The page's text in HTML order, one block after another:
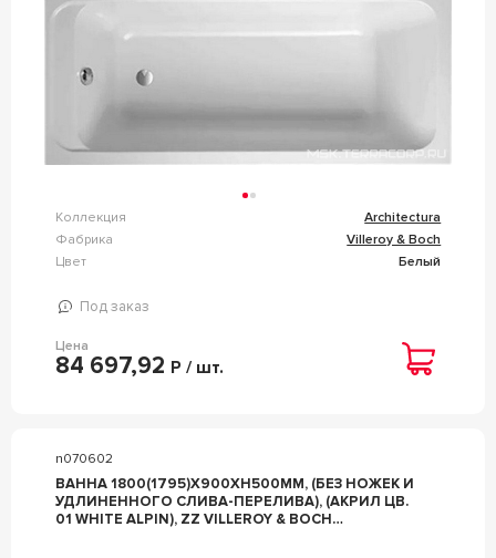
Коллекция
Architectura
Фабрика
Villeroy & Boch
Цвет
Белый
Под заказ
Цена
84 697,92 Р / шт.
n070602
ВАННА 1800(1795)Х900ХH500ММ, (БЕЗ НОЖЕК И
УДЛИНЕННОГО СЛИВА-ПЕРЕЛИВА), (АКРИЛ ЦВ.
01 WHITE ALPIN), ZZ VILLEROY & BOCH